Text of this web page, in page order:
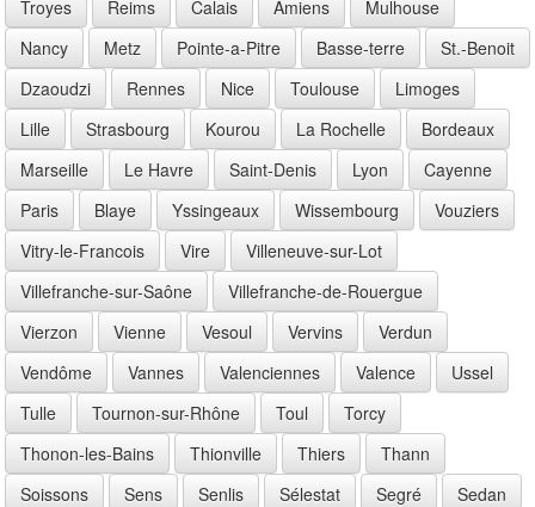
Troyes
Reims Calais Amiens
Mulhouse
Nancy
Metz Pointe-a-Pitre Basse-terre
St.-Benoit
Dzaoudzi
Rennes Nice Toulouse
Limoges
Lille
Strasbourg Kourou La Rochelle
Bordeaux
Marseille
Le Havre Saint-Denis Lyon
Cayenne
Paris
Blaye Yssingeaux Wissembourg
Vouziers
Vitry-le-Francois
Vire
Villeneuve-sur-Lot
Villefranche-sur-Saône
Villefranche-de-Rouergue
Vierzon
Vienne Vesoul Vervins
Verdun
Vendôme
Vannes Valenciennes Valence
Ussel
Tulle
Tournon-sur-Rhône Toul
Torcy
Thonon-les-Bains
Thionville Thiers
Thann
Soissons
Sens Senlis Sélestat Segré
Sedan